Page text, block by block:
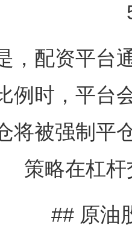
，配资平台
例时，平台
将被强制平
策略在杠
## 原油